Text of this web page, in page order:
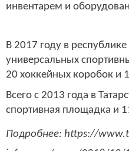
инвентарем и
В 2017 году в
универсальных
20 хоккейных коробок и
Всего с 2013 года в
спортивная площадка и
Подробнее: https://